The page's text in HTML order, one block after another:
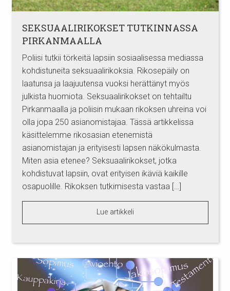
SEKSUAALIRIKOKSET TUTKINNASSA
PIRKANMAALLA
Poliisi tutkii törkeitä lapsiin sosiaalisessa mediassa
kohdistuneita seksuaalirikoksia. Rikosepäily on
laatunsa ja laajuutensa vuoksi herättänyt myös
julkista huomiota. Seksuaalirikokset on tehtailtu
Pirkanmaalla ja poliisin mukaan rikoksen uhreina voi
olla jopa 250 asianomistajaa. Tässä artikkelissa
käsittelemme rikosasian etenemistä
asianomistajan ja erityisesti lapsen näkökulmasta.
Miten asia etenee? Seksuaalirikokset, jotka
kohdistuvat lapsiin, ovat erityisen ikäviä kaikille
osapuolille. Rikoksen tutkimisesta vastaa […]
Lue artikkeli